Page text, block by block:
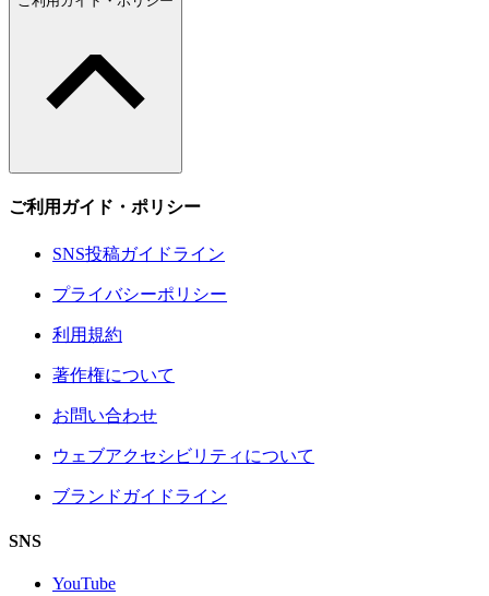
ご利用ガイド・ポリシー
SNS投稿ガイドライン
プライバシーポリシー
利用規約
著作権について
お問い合わせ
ウェブアクセシビリティについて
ブランドガイドライン
SNS
YouTube